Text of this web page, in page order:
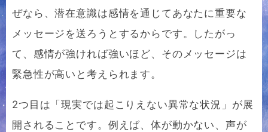
ぜなら、潜在意識は感情を通じてあなたに重要な
メッセージを送ろうとするからです。したがっ
て、感情が強ければ強いほど、そのメッセージは
緊急性が高いと考えられます。
2つ目は「現実では起こりえない異常な状況」が展
開されることです。例えば、体が動かない、声が